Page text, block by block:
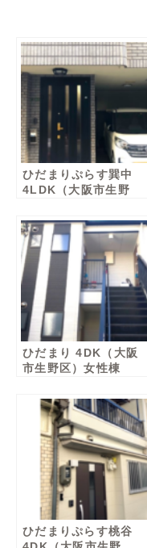
ひだまりぷらす巽中
4LDK（大阪市生野
ひだまり 4DK（大阪
市生野区）女性棟
ひだまりぷらす桃谷